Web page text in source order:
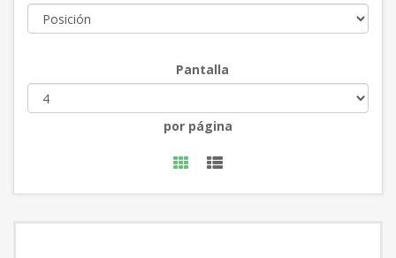
Pantalla
por página